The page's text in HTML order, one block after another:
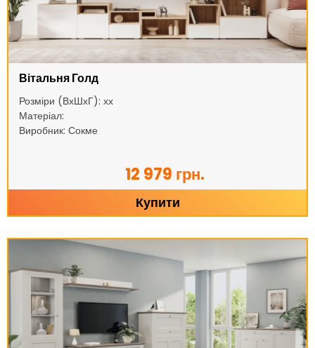
Вітальня Голд
Розміри (ВхШхГ): хх
Матеріал:
Виробник: Сокме
12 979 грн.
Купити